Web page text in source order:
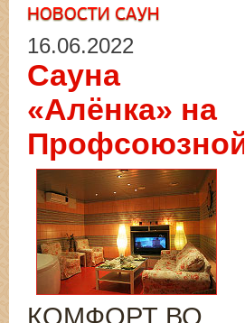
16.06.2022
Сауна
«Алёнка» на
Профсоюзной
КОМФОРТ ВО